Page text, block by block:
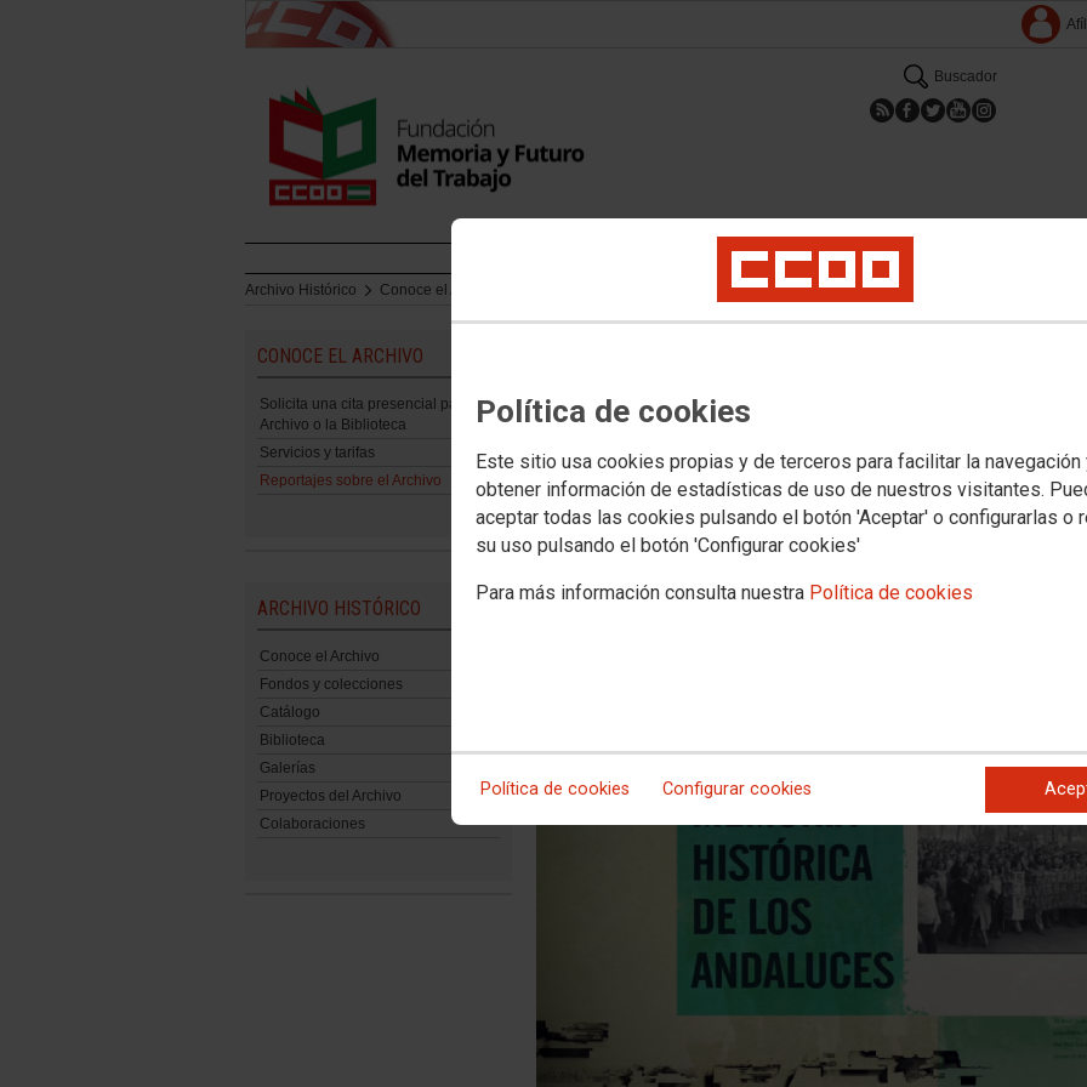
Política de cookies
Este sitio usa cookies propias y de terceros para facilitar la navegación
obtener información de estadísticas de uso de nuestros visitantes.
aceptar todas las cookies pulsando el botón 'Aceptar' o configurarlas o
su uso pulsando el botón 'Configurar cookies'
Para más información consulta nuestra Política de cookies
Política de cookies Configurar cookies
Buscador
Formación Archivo Histórico
Archivo Histórico
Conoce el Archivo
CONOCE EL ARCHIVO
Solicita una cita presencial para el
Archivo o la Biblioteca
Servicios y tarifas
Reportajes sobre el Archivo
ARCHIVO HISTÓRICO
Conoce el Archivo
Fondos y colecciones
Catálogo
Biblioteca
Galerías
Proyectos del Archivo
Colaboraciones
La cuidada y minuciosa labor de salvaguardar y clasificar documentos
ejemplo de lo que ocurrió en la dictadura. Este reportaje da muestra
que encontramos en el Archivo Histórico del sindicato.